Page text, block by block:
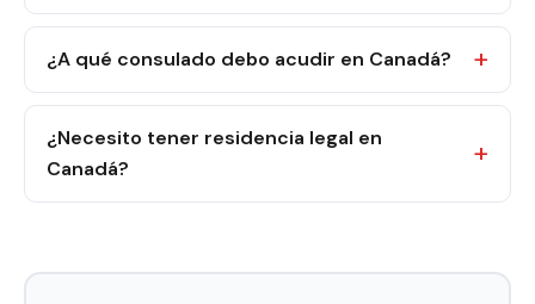
¿A qué consulado debo acudir en Canadá?
¿Necesito tener residencia legal en
Canadá?